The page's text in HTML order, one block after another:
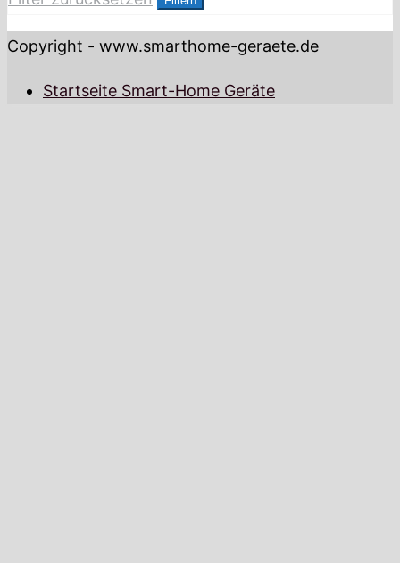
Copyright - www.smarthome-geraete.de
Startseite Smart-Home Geräte